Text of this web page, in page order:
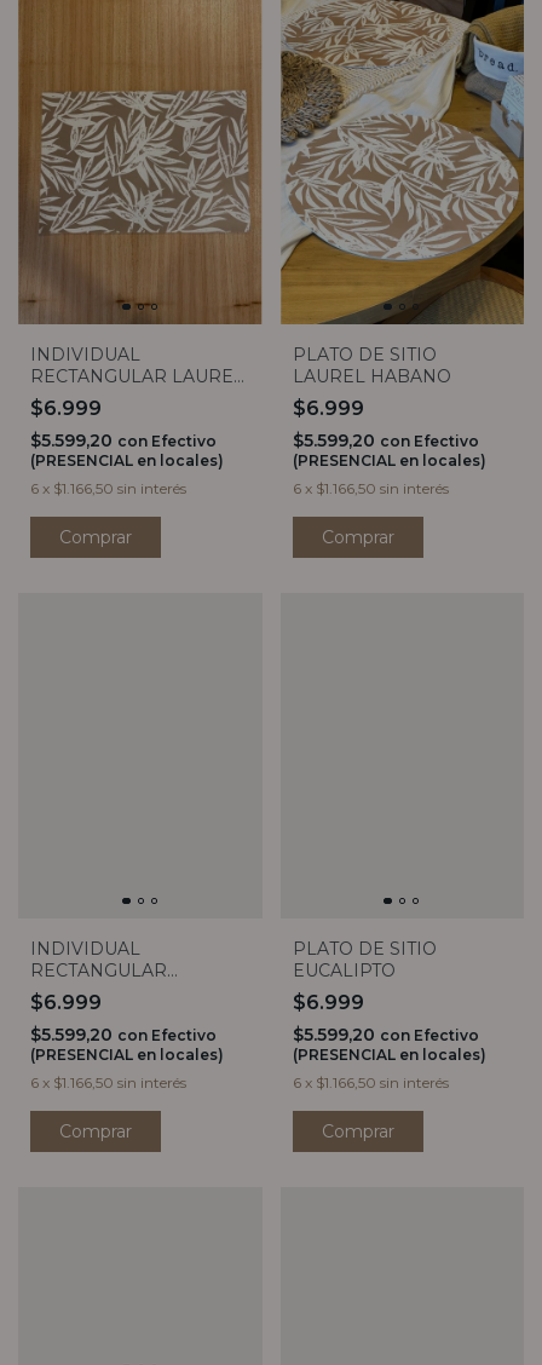
INDIVIDUAL
RECTANGULAR LAUREL
HABANO
$6.999
$5.599,20 con Efectivo
(PRESENCIAL en locales)
6 x $1.166,50 sin interés
PLATO DE SITIO
LAUREL HABANO
$6.999
$5.599,20 con Efectivo
(PRESENCIAL en locales)
6 x $1.166,50 sin interés
INDIVIDUAL
RECTANGULAR
EUCALIPTO
$6.999
$5.599,20 con Efectivo
(PRESENCIAL en locales)
6 x $1.166,50 sin interés
PLATO DE SITIO
EUCALIPTO
$6.999
$5.599,20 con Efectivo
(PRESENCIAL en locales)
6 x $1.166,50 sin interés